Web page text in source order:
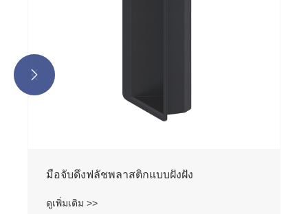
มือจับดึงฟลัชพลาสติกแบบฝังฝัง
ดูเพิ่มเติม >>

